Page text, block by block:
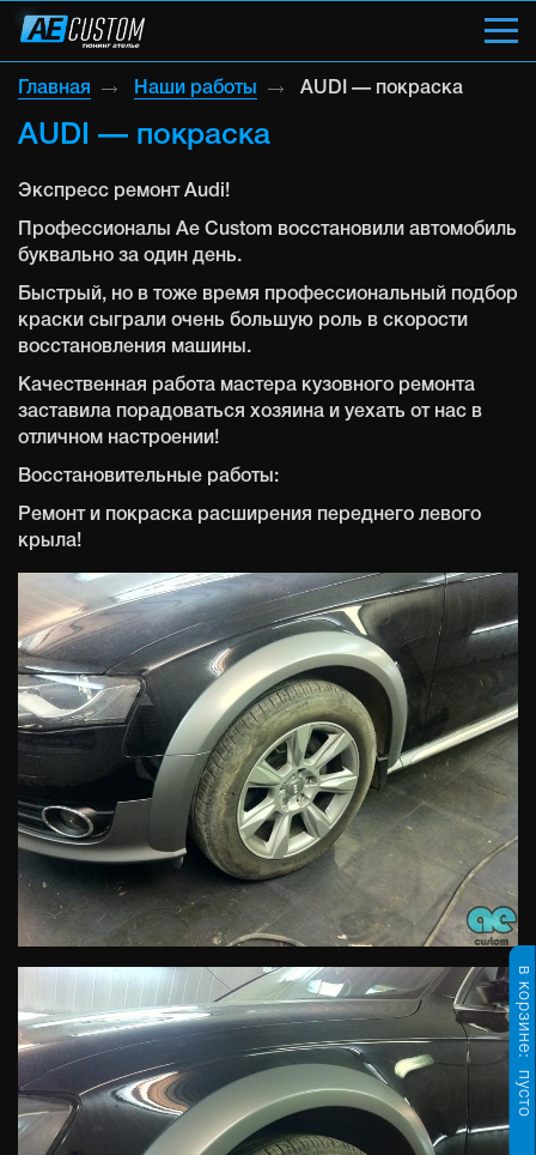
в корзине:
пусто
Главная Наши работы AUDI — покраска
AUDI — покраска
Экспресс ремонт Audi!
Профессионалы Ae Custom восстановили автомобиль
буквально за один день.
Быстрый, но в тоже время профессиональный подбор
краски сыграли очень большую роль в скорости
восстановления машины.
Качественная работа мастера кузовного ремонта
заставила порадоваться хозяина и уехать от нас в
отличном настроении!
Восстановительные работы:
Ремонт и покраска расширения переднего левого
крыла!